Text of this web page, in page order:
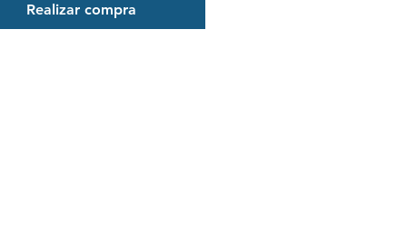
Realizar compra